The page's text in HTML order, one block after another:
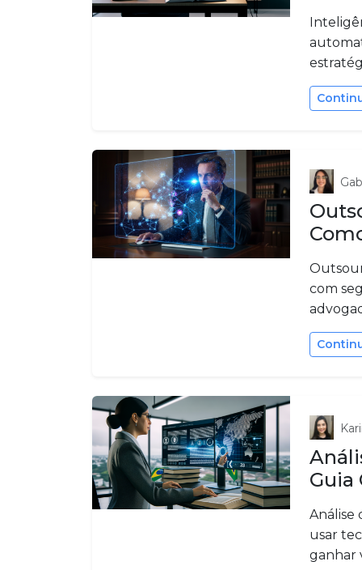
com
Guia
Análise
usar
ganhar